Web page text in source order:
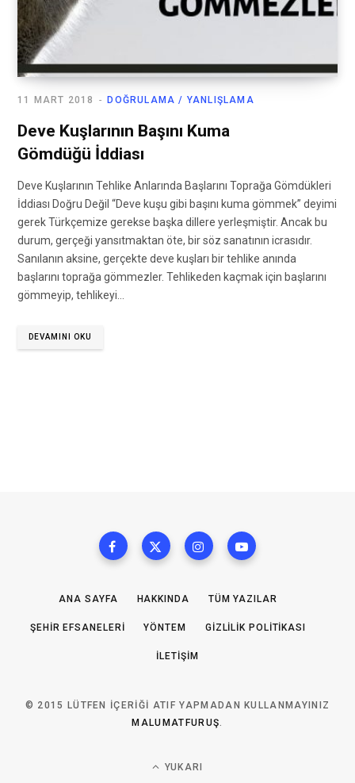
DOĞRULAMA / YANLIŞLAMA
11 MART 2018
Deve Kuşlarının Başını Kuma
Gömdüğü İddiası
Deve Kuşlarının Tehlike Anlarında Başlarını Toprağa Gömdükleri
İddiası Doğru Değil “Deve kuşu gibi başını kuma gömmek” deyimi
gerek Türkçemize gerekse başka dillere yerleşmiştir. Ancak bu
durum, gerçeği yansıtmaktan öte, bir söz sanatının icrasıdır.
Sanılanın aksine, gerçekte deve kuşları bir tehlike anında
başlarını toprağa gömmezler. Tehlikeden kaçmak için başlarını
gömmeyip, tehlikeyi…
DEVAMINI OKU
ANA SAYFA HAKKINDA TÜM YAZILAR
ŞEHIR EFSANELERI YÖNTEM GIZLILIK POLITIKASI
İLETIŞIM
© 2015 LÜTFEN IÇERIĞI ATIF YAPMADAN KULLANMAYINIZ
MALUMATFURUŞ.
YUKARI